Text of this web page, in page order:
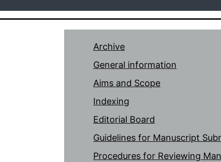
Archive
General information
Aims and Scope
Indexing
Editorial Board
Guidelines for Manuscript
Procedures for Reviewing